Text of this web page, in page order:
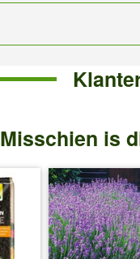
Misschien is